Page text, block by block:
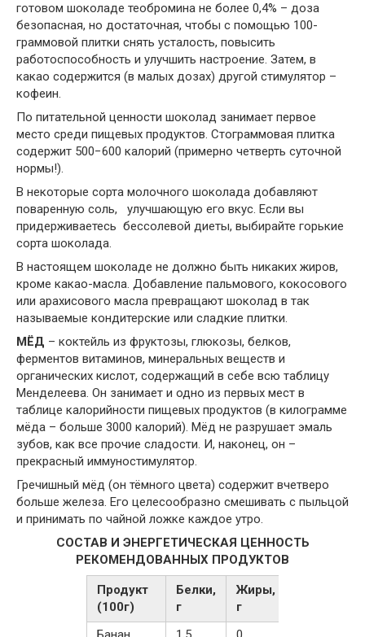
готовом шоколаде теобромина не более 0,4% – доза
безопасная, но достаточная, чтобы с помощью 100-
граммовой плитки снять усталость, повысить
работоспособность и улучшить настроение. Затем, в
какао содержится (в малых дозах) другой стимулятор –
кофеин.
По питательной ценности шоколад занимает первое
место среди пищевых продуктов. Стограммовая плитка
содержит 500−600 калорий (примерно четверть суточной
нормы!).
В некоторые сорта молочного шоколада добавляют
поваренную соль, улучшающую его вкус. Если вы
придерживаетесь бессолевой диеты, выбирайте горькие
сорта шоколада.
В настоящем шоколаде не должно быть никаких жиров,
кроме какао-масла. Добавление пальмового, кокосового
или арахисового масла превращают шоколад в так
называемые кондитерские или сладкие плитки.
МЁД – коктейль из фруктозы, глюкозы, белков,
ферментов витаминов, минеральных веществ и
органических кислот, содержащий в себе всю таблицу
Менделеева. Он занимает и одно из первых мест в
таблице калорийности пищевых продуктов (в килограмме
мёда – больше 3000 калорий). Мёд не разрушает эмаль
зубов, как все прочие сладости. И, наконец, он –
прекрасный иммуностимулятор.
Гречишный мёд (он тёмного цвета) содержит вчетверо
больше железа. Его целесообразно смешивать с пыльцой
и принимать по чайной ложке каждое утро.
СОСТАВ И ЭНЕРГЕТИЧЕСКАЯ ЦЕННОСТЬ
РЕКОМЕНДОВАННЫХ ПРОДУКТОВ
Продукт
(100г)
Белки,
г
Жиры,
г